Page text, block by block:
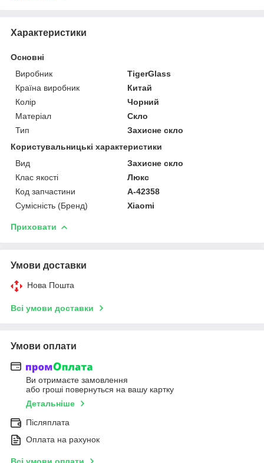
Характеристики
Основні
Виробник
TigerGlass
Країна виробник
Китай
Колір
Чорний
Матеріал
Скло
Тип
Захисне скло
Користувальницькі характеристики
Вид
Захисне скло
Клас якості
Люкс
Код запчастини
A-42358
Сумісність (Бренд)
Xiaomi
Приховати
Умови доставки
Нова Пошта
Всі умови доставки
Умови оплати
Ви отримаєте замовлення
або гроші повернуться на вашу картку
Детальніше
Післяплата
Оплата на рахунок